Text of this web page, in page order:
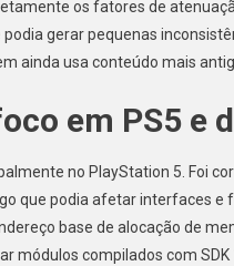
os fatores de
gerar pequenas
ainda usa conteúdo mais
em PS5 e
no PlayStation 5. Foi
que podia afetar interfaces
base de alocação de
módulos compilados com